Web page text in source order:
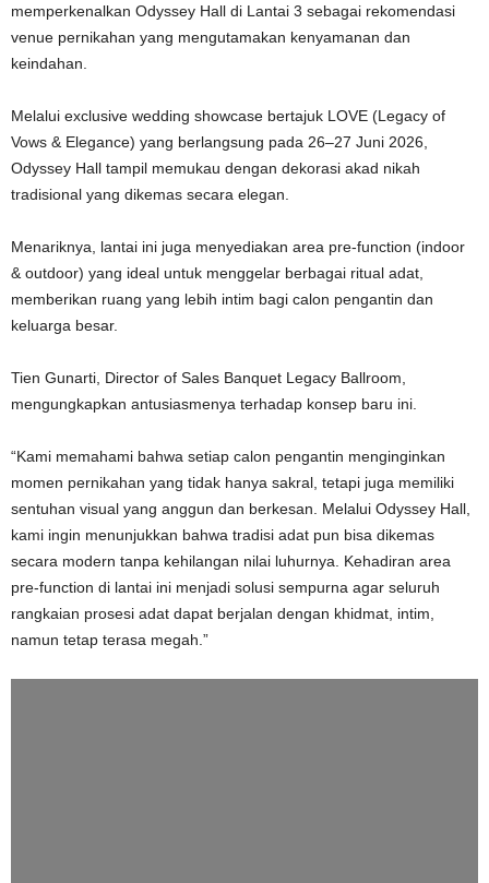
memperkenalkan Odyssey Hall di Lantai 3 sebagai rekomendasi
venue pernikahan yang mengutamakan kenyamanan dan
keindahan.
Melalui exclusive wedding showcase bertajuk LOVE (Legacy of
Vows & Elegance) yang berlangsung pada 26–27 Juni 2026,
Odyssey Hall tampil memukau dengan dekorasi akad nikah
tradisional yang dikemas secara elegan.
Menariknya, lantai ini juga menyediakan area pre-function (indoor
& outdoor) yang ideal untuk menggelar berbagai ritual adat,
memberikan ruang yang lebih intim bagi calon pengantin dan
keluarga besar.
Tien Gunarti, Director of Sales Banquet Legacy Ballroom,
mengungkapkan antusiasmenya terhadap konsep baru ini.
“Kami memahami bahwa setiap calon pengantin menginginkan
momen pernikahan yang tidak hanya sakral, tetapi juga memiliki
sentuhan visual yang anggun dan berkesan. Melalui Odyssey Hall,
kami ingin menunjukkan bahwa tradisi adat pun bisa dikemas
secara modern tanpa kehilangan nilai luhurnya. Kehadiran area
pre-function di lantai ini menjadi solusi sempurna agar seluruh
rangkaian prosesi adat dapat berjalan dengan khidmat, intim,
namun tetap terasa megah.”